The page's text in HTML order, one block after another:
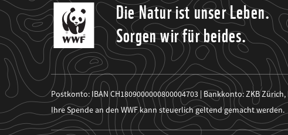
Die Natur ist unser Leben.
Sorgen wir für beides.
Postkonto: IBAN CH1809000000800004703 | Bankkonto: ZKB Zürich,
Ihre Spende an den WWF kann steuerlich geltend gemacht werden.